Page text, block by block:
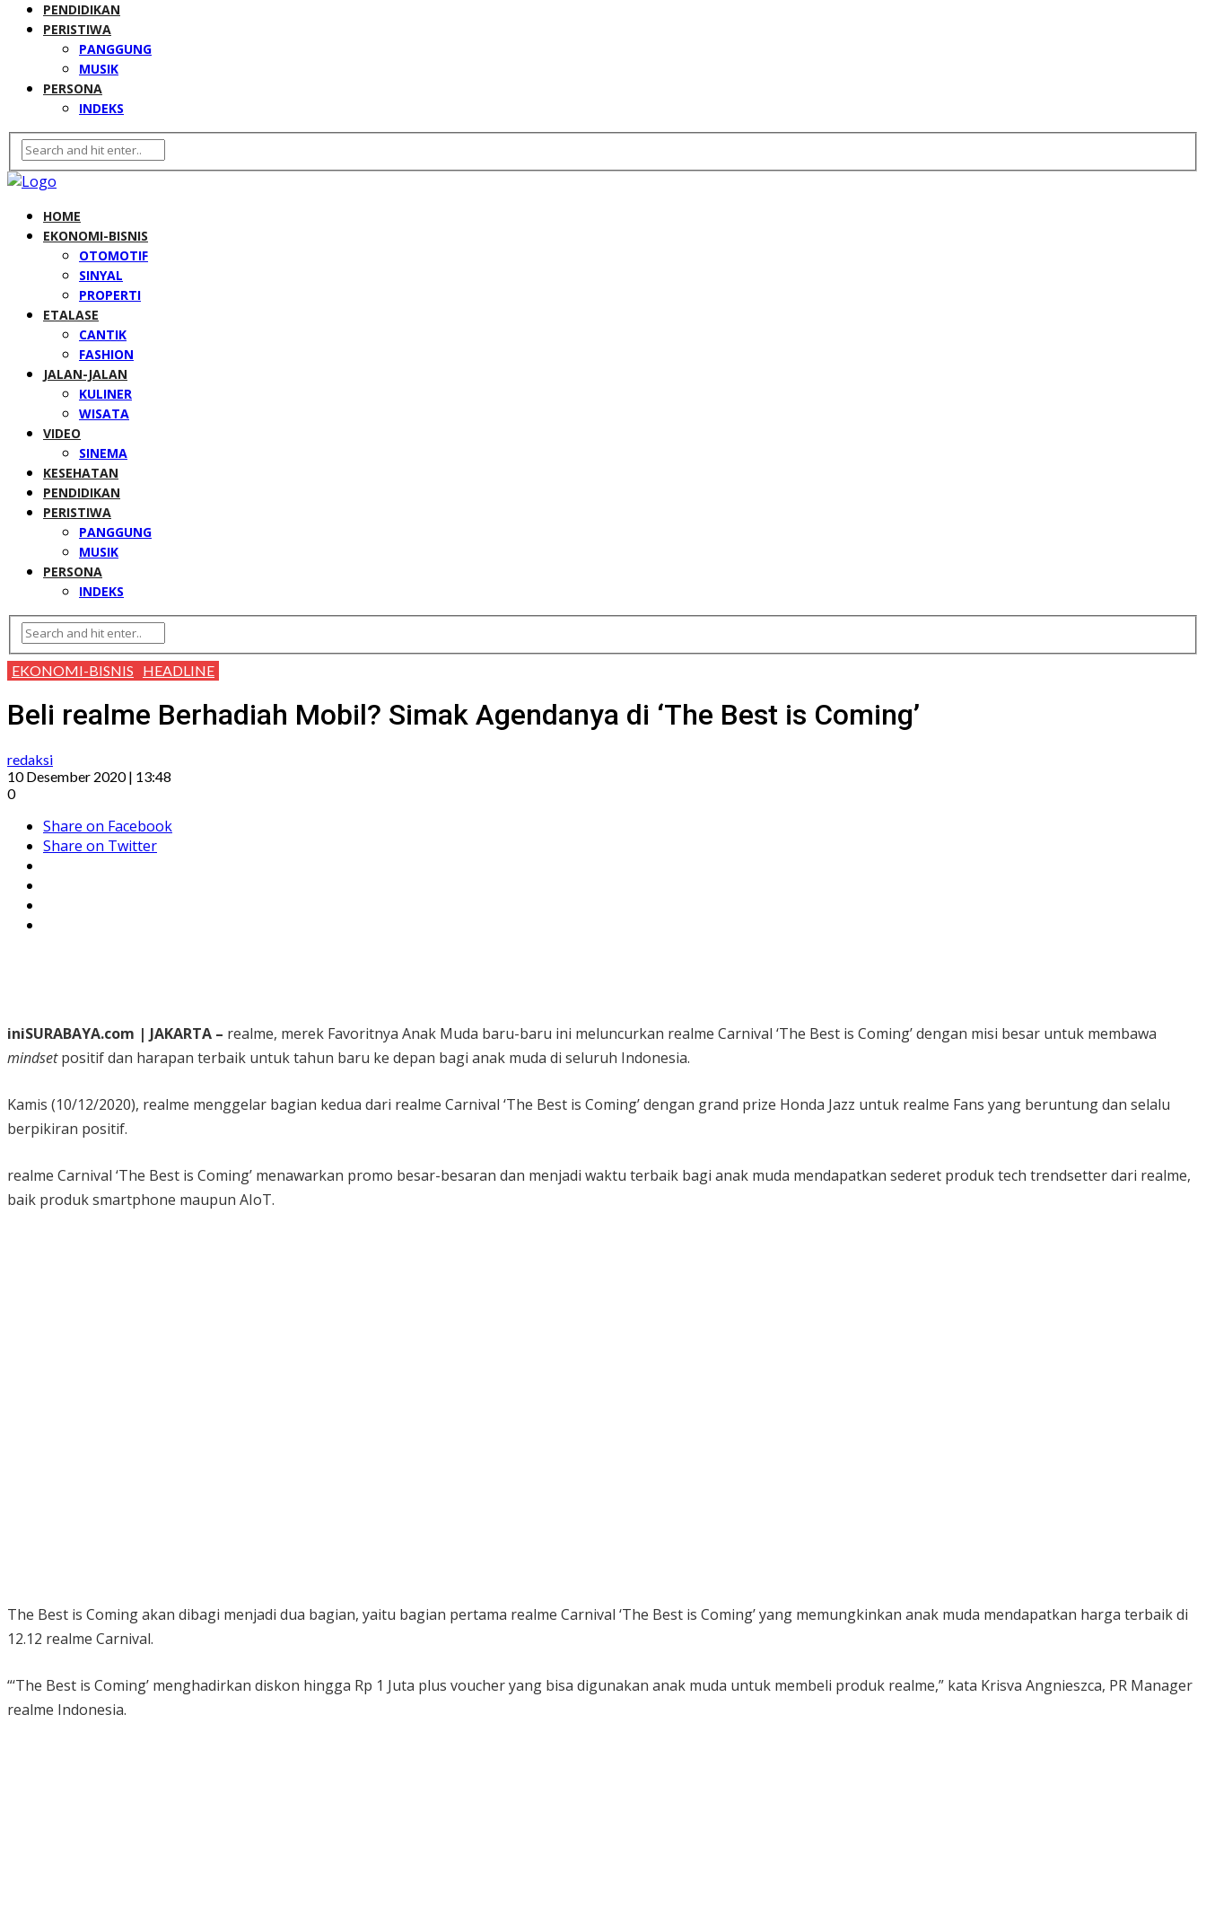
PENDIDIKAN
PERISTIWA
PANGGUNG
MUSIK
PERSONA
INDEKS
HOME
EKONOMI-BISNIS
OTOMOTIF
SINYAL
PROPERTI
ETALASE
CANTIK
FASHION
JALAN-JALAN
KULINER
WISATA
VIDEO
SINEMA
KESEHATAN
PENDIDIKAN
PERISTIWA
PANGGUNG
MUSIK
PERSONA
INDEKS
EKONOMI-BISNIS HEADLINE
Beli realme Berhadiah Mobil? Simak Agendanya di ‘The Best is Coming’
redaksi
10 Desember 2020 | 13:48
0
Share on Facebook
Share on Twitter
iniSURABAYA.com | JAKARTA – realme, merek Favoritnya Anak Muda baru-baru ini meluncurkan realme Carnival ‘The Best is Coming’ dengan misi besar untuk membawa
mindsetpositif dan harapan terbaik untuk tahun baru ke depan bagi anak muda di seluruh Indonesia.
Kamis (10/12/2020), realme menggelar bagian kedua dari realme Carnival ‘The Best is Coming’ dengan grand prize Honda Jazz untuk realme Fans yang beruntung dan selalu
berpikiran positif.
realme Carnival ‘The Best is Coming’ menawarkan promo besar-besaran dan menjadi waktu terbaik bagi anak muda mendapatkan sederet produk tech trendsetter dari realme,
baik produk smartphone maupun AIoT.
The Best is Coming akan dibagi menjadi dua bagian, yaitu bagian pertama realme Carnival ‘The Best is Coming’ yang memungkinkan anak muda mendapatkan harga terbaik di
12.12 realme Carnival.
“‘The Best is Coming’ menghadirkan diskon hingga Rp 1 Juta plus voucher yang bisa digunakan anak muda untuk membeli produk realme,” kata Krisva Angnieszca, PR Manager
realme Indonesia.